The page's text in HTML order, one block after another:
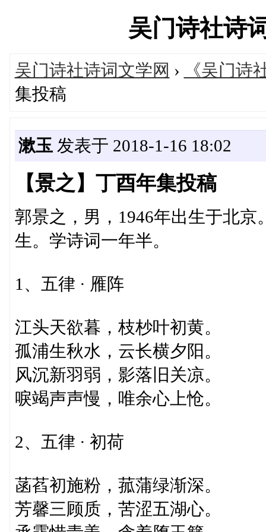
吴门诗社诗
吴门诗社诗词文学网 ›
《吴门诗
集投稿
漱玉发表于 2018-1-16 18:02
【景之】丁酉年集投稿
郭景之，男，1946年出生于北
生。学诗词一年半。
1、五律 · 雁阵
江头天欲暮，枝杪叶初黄。
孤浦生秋水，云长横夕阳。
风沉新羽弱，影落旧关凉。
唳竭声声慢，唯余心上怆。
2、五律 · 初荷
菡萏初施粉，菰蒲绿渐深。
芳馨三顾质，苦涩五湖心。